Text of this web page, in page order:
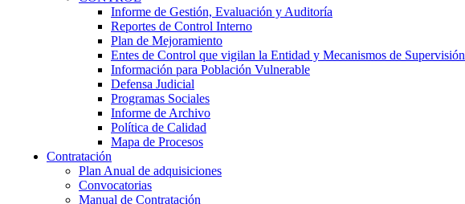
Informe de Gestión, Evaluación y Auditoría
Reportes de Control Interno
Plan de Mejoramiento
Entes de Control que vigilan la Entidad y Mecanismos de Supervisión
Información para Población Vulnerable
Defensa Judicial
Programas Sociales
Informe de Archivo
Política de Calidad
Mapa de Procesos
Contratación
Plan Anual de adquisiciones
Convocatorias
Manual de Contratación